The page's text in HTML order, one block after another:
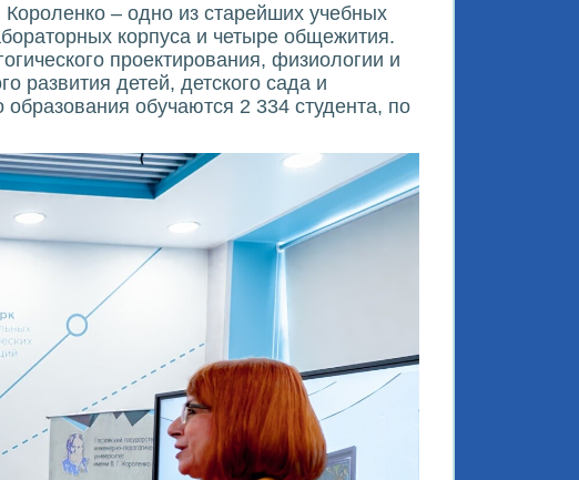
Короленко – одно из старейших учебных
корпуса и четыре общежития.
проектирования, физиологии и
развития детей, детского сада и
обучаются 2 334 студента, по